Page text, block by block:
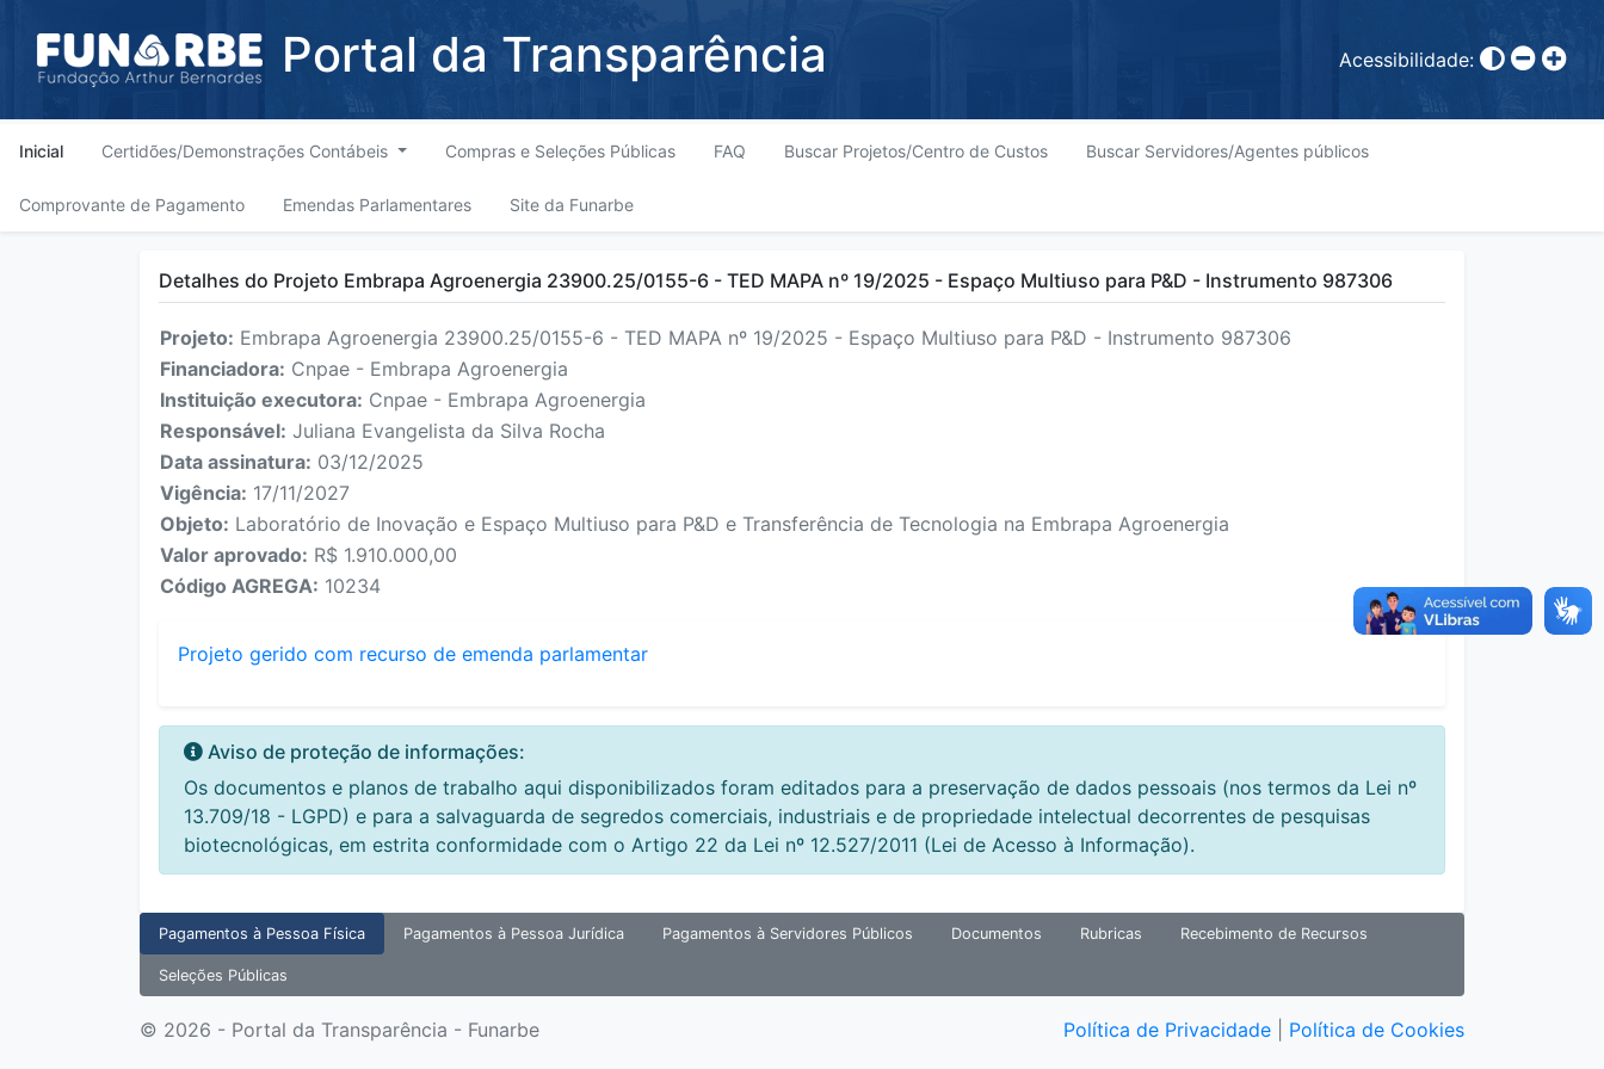
Portal da Transparência Acessibilidade:
Inicial Certidões/Demonstrações Contábeis Compras e Seleções Públicas FAQ Buscar Projetos/Centro de Custos Buscar Servidores/Agentes públicos
Comprovante de Pagamento Emendas Parlamentares Site da Funarbe
Detalhes do Projeto Embrapa Agroenergia 23900.25/0155-6 - TED MAPA nº 19/2025 - Espaço Multiuso para P&D - Instrumento 987306
Projeto: Embrapa Agroenergia 23900.25/0155-6 - TED MAPA nº 19/2025 - Espaço Multiuso para P&D - Instrumento 987306
Financiadora: Cnpae - Embrapa Agroenergia
Instituição executora: Cnpae - Embrapa Agroenergia
Responsável: Juliana Evangelista da Silva Rocha
Data assinatura: 03/12/2025
Vigência: 17/11/2027
Objeto: Laboratório de Inovação e Espaço Multiuso para P&D e Transferência de Tecnologia na Embrapa Agroenergia
Valor aprovado: R$ 1.910.000,00
Código AGREGA: 10234
Projeto gerido com recurso de emenda parlamentar
Aviso de proteção de informações:
Os documentos e planos de trabalho aqui disponibilizados foram editados para a preservação de dados pessoais (nos termos da Lei nº
13.709/18 - LGPD) e para a salvaguarda de segredos comerciais, industriais e de propriedade intelectual decorrentes de pesquisas
biotecnológicas, em estrita conformidade com o Artigo 22 da Lei nº 12.527/2011 (Lei de Acesso à Informação).
Pagamentos à Pessoa Física Pagamentos à Pessoa Jurídica Pagamentos à Servidores Públicos Documentos Rubricas Recebimento de Recursos
Seleções Públicas
© 2026 - Portal da Transparência - Funarbe Política de Privacidade Política de Cookies